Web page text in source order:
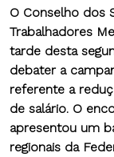
O Conselho dos
Trabalhadores
tarde desta
debater a
referente a
de salário. O
apresentou um
regionais da